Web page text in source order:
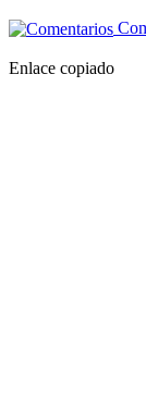
Enlace copiado